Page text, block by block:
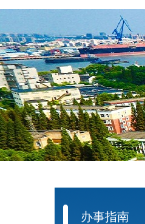
办事指南